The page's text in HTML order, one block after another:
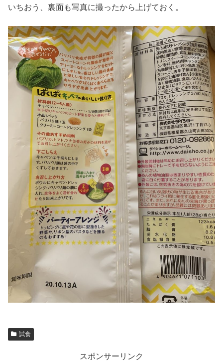
いちおう、裏面も写真に撮ったから上げておく。
試食
スポンサーリンク